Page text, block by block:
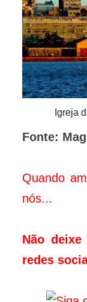
Igreja
Fonte:
Quando
nós...
Não
redes